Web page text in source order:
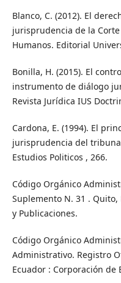
Blanco, C. (2012). El
jurisprudencia de la
Humanos. Editorial
Bonilla, H. (2015). El
instrumento de diálogo
Revista Jurídica IUS
Cardona, E. (1994). El
jurisprudencia del
Estudios Politicos , 266.
Código Orgánico
Suplemento N. 31 .
y Publicaciones.
Código Orgánico
Administrativo. Registro
Ecuador : Corporación de